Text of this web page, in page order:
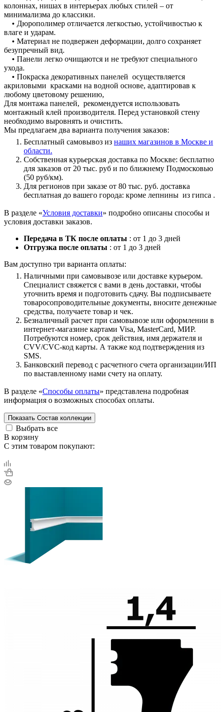
колоннах, нишах в интерьерах любых стилей – от
минимализма до классики.
• Дюрополимер отличается легкостью, устойчивостью к
влаге и ударам.
• Материал не подвержен деформации, долго сохраняет
безупречный вид.
• Панели легко очищаются и не требуют специального
ухода.
• Покраска декоративных панелей осуществляется
акриловыми красками на водной основе, адаптировав к
любому цветовому решению,
Для монтажа панелей, рекомендуется использовать
монтажный клей производителя. Перед установкой стену
необходимо выровнять и очистить.
Мы предлагаем два варианта получения заказов:
Бесплатный самовывоз из наших магазинов в Москве и
области.
Собственная курьерская доставка по Москве: бесплатно
для заказов от 20 тыс. руб и по ближнему Подмосковью
(50 руб/км).
Для регионов при заказе от 80 тыс. руб. доставка
бесплатная до вашего города: кроме лепнины из гипса .
В разделе «Условия доставки» подробно описаны способы и
условия доставки заказов.
Передача в ТК после оплаты : от 1 до 3 дней
Отгрузка после оплаты : от 1 до 3 дней
Вам доступно три варианта оплаты:
Наличными при самовывозе или доставке курьером.
Специалист свяжется с вами в день доставки, чтобы
уточнить время и подготовить сдачу. Вы подписываете
товаросопроводительные документы, вносите денежные
средства, получаете товар и чек.
Безналичный расчет при самовывозе или оформлении в
интернет-магазине картами Visa, MasterCard, МИР.
Потребуются номер, срок действия, имя держателя и
CVV/CVC-код карты. А также код подтверждения из
SMS.
Банковский перевод с расчетного счета организации/ИП
по выставленному нами счету на оплату.
В разделе «Способы оплаты» представлена подробная
информация о возможных способах оплаты.
Показать Состав коллекции
Выбрать все
В корзину
С этим товаром покупают: